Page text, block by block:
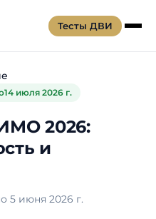
Тесты ДВИ
14 июля 2026 г.
2026:
и
5 июня 2026 г.